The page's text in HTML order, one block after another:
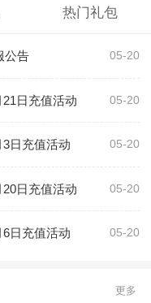
热门礼包
公告 05-20
日充值活动 05-20
日充值活动 05-20
日充值活动 05-20
日充值活动 05-20
更多